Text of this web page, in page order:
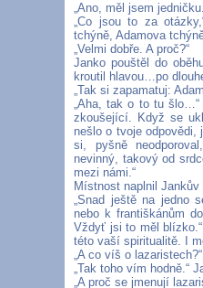
„Ano, měl jsem
„Co jsou to za
tchýně, Adamova
„Velmi dobře. A proč?“
Janko pouštěl do
kroutil hlavou…po
„Tak si zapamatuj:
„Aha, tak o to tu
zkoušející. Když se
nešlo o tvoje
si, pyšně
nevinný, takový od
mezi námi.“
Místnost naplnil
„Snad ještě na jedno
nebo k františkánům
Vždyť jsi to měl
této vaší spiritualitě. I
„A co víš o lazaristech?“
„Tak toho vím hodně.“
„A proč se jmenují